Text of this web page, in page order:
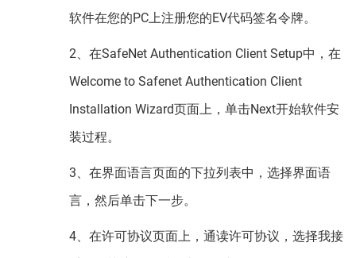
软件在您的PC上注册您的EV代码签名令牌。
2、在SafeNet Authentication Client Setup中，在
Welcome to Safenet Authentication Client
Installation Wizard页面上，单击Next开始软件安
装过程。
3、在界面语言页面的下拉列表中，选择界面语
言，然后单击下一步。
4、在许可协议页面上，通读许可协议，选择我接